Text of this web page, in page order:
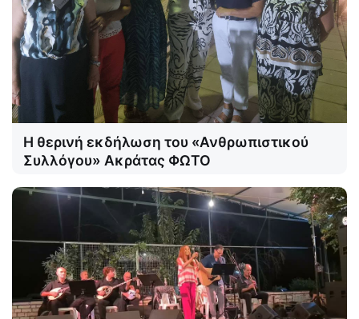
Η θερινή εκδήλωση του «Ανθρωπιστικού
Συλλόγου» Ακράτας ΦΩΤΟ